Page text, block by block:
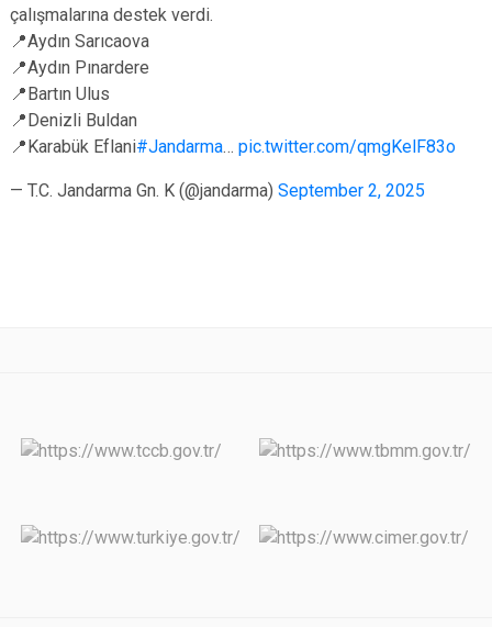
çalışmalarına destek verdi.
📍Aydın Sarıcaova
📍Aydın Pınardere
📍Bartın Ulus
📍Denizli Buldan
📍Karabük Eflani#Jandarma… pic.twitter.com/qmgKelF83o
— T.C. Jandarma Gn. K (@jandarma) September 2, 2025